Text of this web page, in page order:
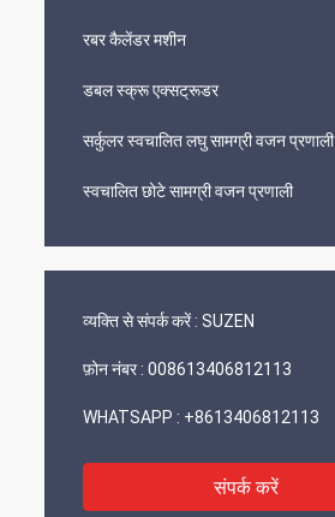
रबर कैलेंडर मशीन
डबल स्क्रू एक्सट्रूडर
सर्कुलर स्वचालित लघु सामग्री वजन प्रणाली
स्वचालित छोटे सामग्री वजन प्रणाली
व्यक्ति से संपर्क करें : SUZEN
फ़ोन नंबर : 008613406812113
WHATSAPP : +8613406812113
संपर्क करें